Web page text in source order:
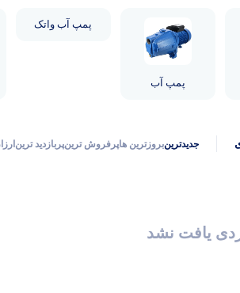
پمپ آب
پمپ آب واتک
جدیدترینبروزترین هاپرفروش ترینپربازدید ترین
یافت نشد